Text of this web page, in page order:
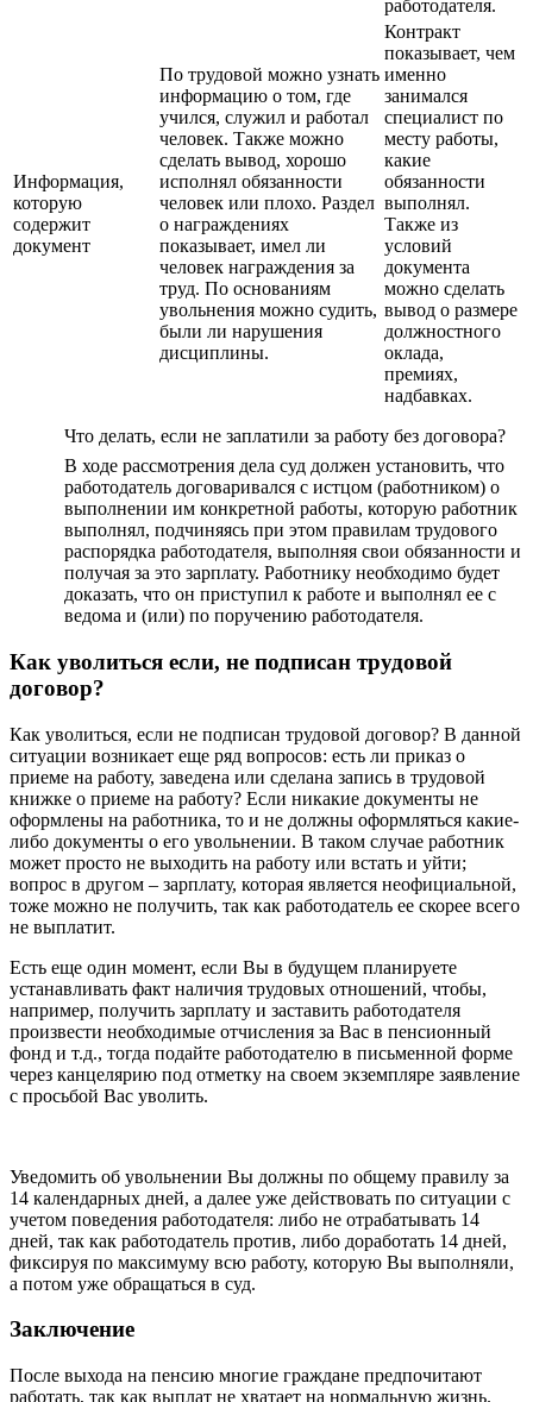
работодателя.
Информация,
которую
содержит
документ
По трудовой можно узнать
информацию о том, где
учился, служил и работал
человек. Также можно
сделать вывод, хорошо
исполнял обязанности
человек или плохо. Раздел
о награждениях
показывает, имел ли
человек награждения за
труд. По основаниям
увольнения можно судить,
были ли нарушения
дисциплины.
Контракт
показывает, чем
именно
занимался
специалист по
месту работы,
какие
обязанности
выполнял.
Также из
условий
документа
можно сделать
вывод о размере
должностного
оклада,
премиях,
надбавках.
Что делать, если не заплатили за работу без договора?
В ходе рассмотрения дела суд должен установить, что
работодатель договаривался с истцом (работником) о
выполнении им конкретной работы, которую работник
выполнял, подчиняясь при этом правилам трудового
распорядка работодателя, выполняя свои обязанности и
получая за это зарплату. Работнику необходимо будет
доказать, что он приступил к работе и выполнял ее с
ведома и (или) по поручению работодателя.
Как уволиться если, не подписан трудовой
договор?
Как уволиться, если не подписан трудовой договор? В данной
ситуации возникает еще ряд вопросов: есть ли приказ о
приеме на работу, заведена или сделана запись в трудовой
книжке о приеме на работу? Если никакие документы не
оформлены на работника, то и не должны оформляться какие-
либо документы о его увольнении. В таком случае работник
может просто не выходить на работу или встать и уйти;
вопрос в другом – зарплату, которая является неофициальной,
тоже можно не получить, так как работодатель ее скорее всего
не выплатит.
Есть еще один момент, если Вы в будущем планируете
устанавливать факт наличия трудовых отношений, чтобы,
например, получить зарплату и заставить работодателя
произвести необходимые отчисления за Вас в пенсионный
фонд и т.д., тогда подайте работодателю в письменной форме
через канцелярию под отметку на своем экземпляре заявление
с просьбой Вас уволить.
Уведомить об увольнении Вы должны по общему правилу за
14 календарных дней, а далее уже действовать по ситуации с
учетом поведения работодателя: либо не отрабатывать 14
дней, так как работодатель против, либо доработать 14 дней,
фиксируя по максимуму всю работу, которую Вы выполняли,
а потом уже обращаться в суд.
Заключение
После выхода на пенсию многие граждане предпочитают
работать, так как выплат не хватает на нормальную жизнь.